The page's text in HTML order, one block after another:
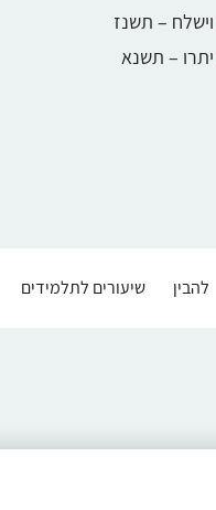
וישלח – תשנז
יתרו – תשנא
להבין שיעורים לתלמידים